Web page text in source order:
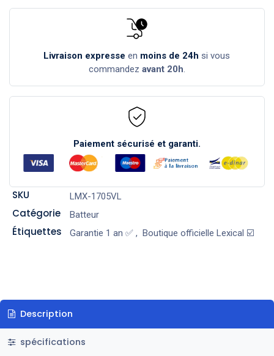
Livraison expresse en moins de 24h si vous
commandez avant 20h.
Paiement sécurisé et garanti.
SKU LMX-1705VL
Catégorie Batteur
Étiquettes Garantie 1 an ✅, Boutique officielle Lexical ☑️
Description
spécifications